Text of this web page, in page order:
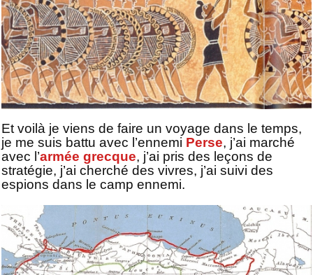
Et voilà je viens de faire un voyage dans le temps,
je me suis battu avec l’ennemi Perse, j’ai marché
avec l’armée grecque, j’ai pris des leçons de
stratégie, j’ai cherché des vivres, j’ai suivi des
espions dans le camp ennemi.